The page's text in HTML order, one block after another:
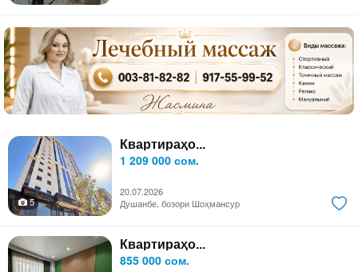
Квартираҳо...
1 209 000 сом.
20.07.2026
5
Душанбе, бозори Шоҳмансур
Квартираҳо...
855 000 сом.